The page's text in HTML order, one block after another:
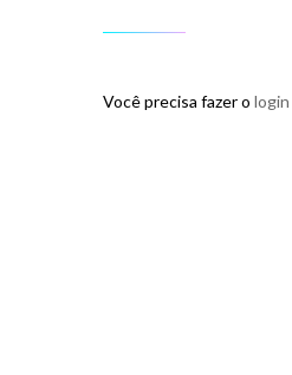
Você precisa fazer o login